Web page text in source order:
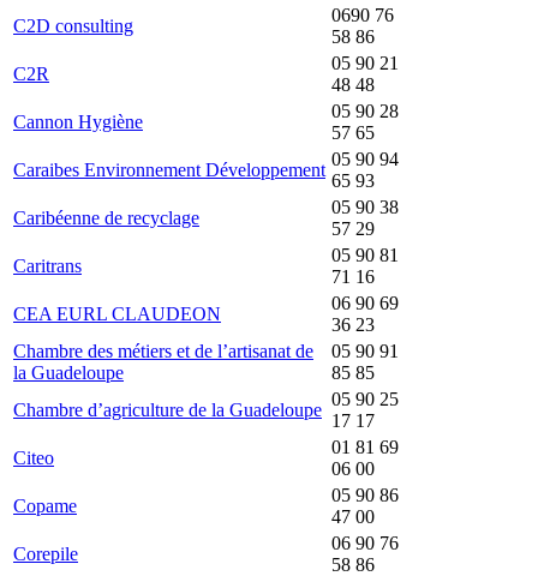
C2D consulting
0690 76
58 86
C2R
05 90 21
48 48
Cannon Hygiène
05 90 28
57 65
Caraibes Environnement Développement
05 90 94
65 93
Caribéenne de recyclage
05 90 38
57 29
Caritrans
05 90 81
71 16
CEA EURL CLAUDEON
06 90 69
36 23
Chambre des métiers et de l’artisanat de
la Guadeloupe
05 90 91
85 85
Chambre d’agriculture de la Guadeloupe
05 90 25
17 17
Citeo
01 81 69
06 00
Copame
05 90 86
47 00
Corepile
06 90 76
58 86